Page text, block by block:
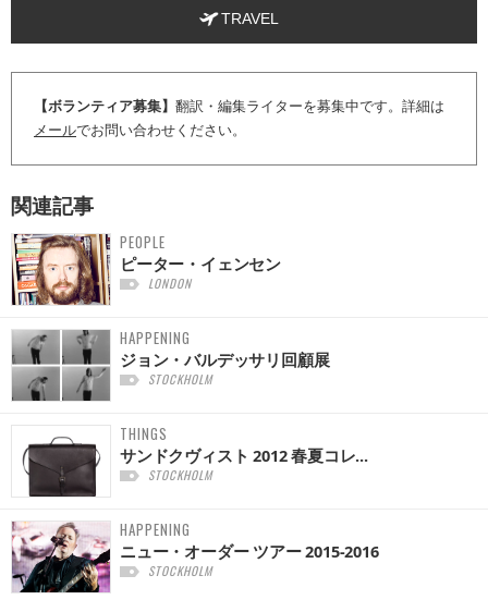
TRAVEL
【ボランティア募集】 翻訳・編集ライターを募集中です。詳細は
メールでお問い合わせください。
関連記事
PEOPLE
ピーター・イェンセン
LONDON
HAPPENING
ジョン・バルデッサリ回顧展
STOCKHOLM
THINGS
サンドクヴィスト 2012 春夏コレ...
STOCKHOLM
HAPPENING
ニュー・オーダー ツアー 2015-2016
STOCKHOLM